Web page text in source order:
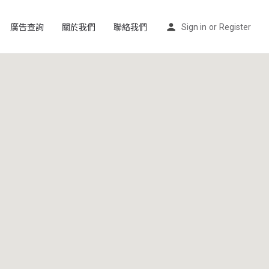
廣告查詢 關於我們 聯絡我們 Sign in or Register